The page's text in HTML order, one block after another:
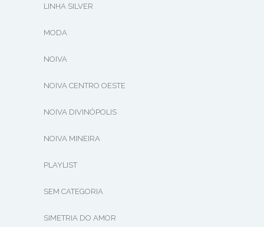
LINHA SILVER
MODA
NOIVA
NOIVA CENTRO OESTE
NOIVA DIVINÓPOLIS
NOIVA MINEIRA
PLAYLIST
SEM CATEGORIA
SIMETRIA DO AMOR